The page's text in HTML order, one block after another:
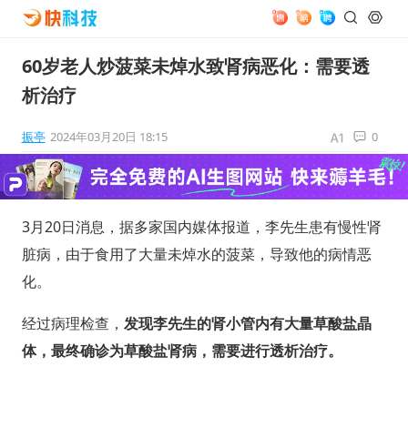
60岁老人炒菠菜未焯水致肾病恶化：需要透
析治疗
振亭 2024年03月20日 18:15 0
3月20日消息，据多家国内媒体报道，李先生患有慢性肾
脏病，由于食用了大量未焯水的菠菜，导致他的病情恶
化。
经过病理检查， 发现李先生的肾小管内有大量草酸盐晶
体，最终确诊为草酸盐肾病，需要进行透析治疗。